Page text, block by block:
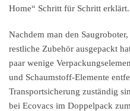
Home“ Schritt für Schritt erklärt.
Nachdem man den
restliche Zubehör ausgepackt
paar wenige
und Schaumstoff-Elemente
Transportsicherung zuständig
bei Ecovacs im Doppelpack